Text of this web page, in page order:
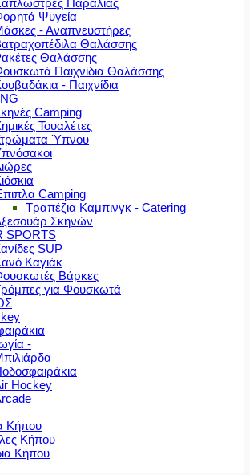
Παραλίας
Ψυγεία
- Αναπνευστήρες
Θαλάσσης
Θαλάσσης
Παιχνίδια Θαλάσσης
- Παιχνίδια
Camping
Τουαλέτες
Ύπνου
Camping
Τραπέζια Καμπινγκ - Catering
Σκηνών
SPORTS
SUP
Καγιάκ
Βάρκες
για Φουσκωτά
-
Hockey
Κήπου
Κήπου
Κήπου